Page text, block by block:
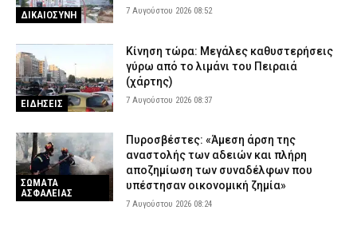
ΔΙΚΑΙΟΣΥΝΗ 7 Αυγούστου 2026 08:52
ΕΙΔΗΣΕΙΣ
Κίνηση τώρα: Μεγάλες καθυστερήσεις
γύρω από το λιμάνι του Πειραιά
(χάρτης)
7 Αυγούστου 2026 08:37
ΣΩΜΑΤΑ
ΑΣΦΑΛΕΙΑΣ
Πυροσβέστες: «Άμεση άρση της
αναστολής των αδειών και πλήρη
αποζημίωση των συναδέλφων που
υπέστησαν οικονομική ζημία»
7 Αυγούστου 2026 08:24